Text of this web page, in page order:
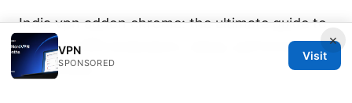
India vpn addon chrome: the ultimate guide to
Chrome VPN extensions, setup, performance,
and privacy
×
VPN
SPONSORED
Visit